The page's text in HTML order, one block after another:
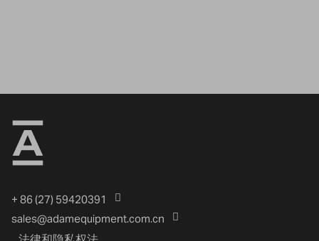
+ 86 (27) 59420391
sales@adamequipment.com.cn